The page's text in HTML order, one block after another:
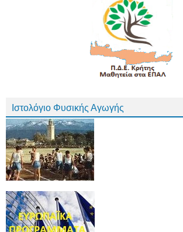
Ιστολόγιο Φυσικής Αγωγής